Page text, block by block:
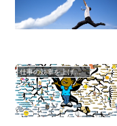
仕事の効率を上げる方法